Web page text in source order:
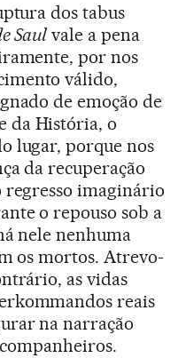
dos tabus
Saul vale a pena
por nos
válido,
de emoção de
da História, o
lugar, porque nos
da recuperação
regresso imaginário
o repouso sob a
nele nenhuma
os mortos. Atrevo-
as vidas
reais
na narração